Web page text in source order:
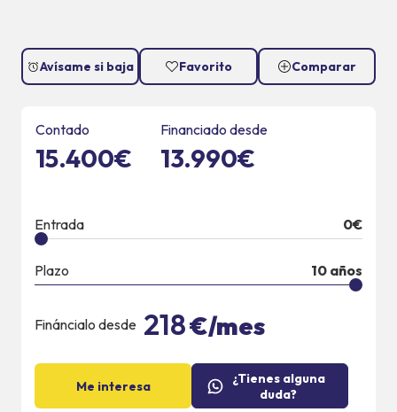
Avísame si baja Favorito Comparar
Contado
15.400€
Financiado desde
13.990€
Entrada 0€
Plazo 10 años
Fináncialo desde 218€/mes
Me interesa
¿Tienes alguna
duda?